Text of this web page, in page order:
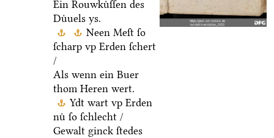
Ein Rouwkuͤſſen des
Duͤuels ys.
Neen Meſt ſo
ſcharp vp Erden ſchert
/
Als wenn ein Buer
thom Heren wert.
Ydt wart vp Erden
nuͤ ſo ſchlecht /
Gewalt ginck ſtedes